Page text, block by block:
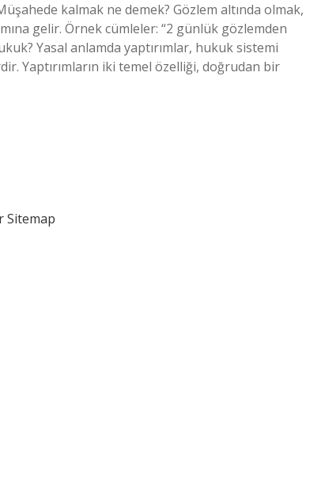
kalmak ne demek? Gözlem altında olmak,
gelir. Örnek cümleler: “2 günlük gözlemden
Yasal anlamda yaptırımlar, hukuk sistemi
Yaptırımların iki temel özelliği, doğrudan bir
Sitemap